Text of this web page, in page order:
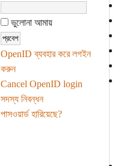
ভুলোনা আমায়
OpenID ব্যবহার করে লগইন
করুন
Cancel OpenID login
সদস্য নিবন্ধন
পাসওয়ার্ড হারিয়েছে?